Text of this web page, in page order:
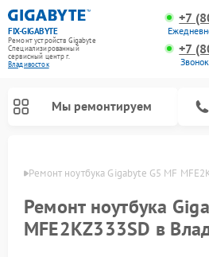
FIX-GIGABYTE
Ремонт устройств Gigabyte
Специализированный
cервисный центр г.
Владивосток
+7
+7
Мы ремонтируем
Ремонт ноутбука Gigabyte G5 MF
Ремонт ноутбука
MFE2KZ333SD в